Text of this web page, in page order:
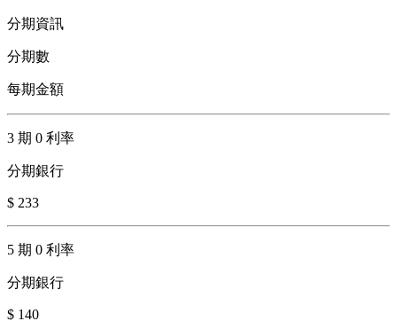
分期資訊
分期數
每期金額
3 期 0 利率
分期銀行
$ 233
5 期 0 利率
分期銀行
$ 140